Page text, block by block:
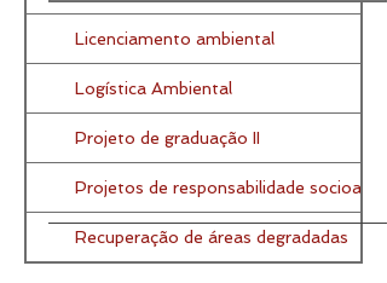
Licenciamento ambiental
Logística Ambiental
Projeto de graduação II
Projetos de responsabilidade
Recuperação de áreas degradadas